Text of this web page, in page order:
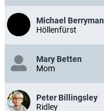
Michael Berryman
Höllenfürst
Mary Betten
Mom
Peter Billingsley
Ridley